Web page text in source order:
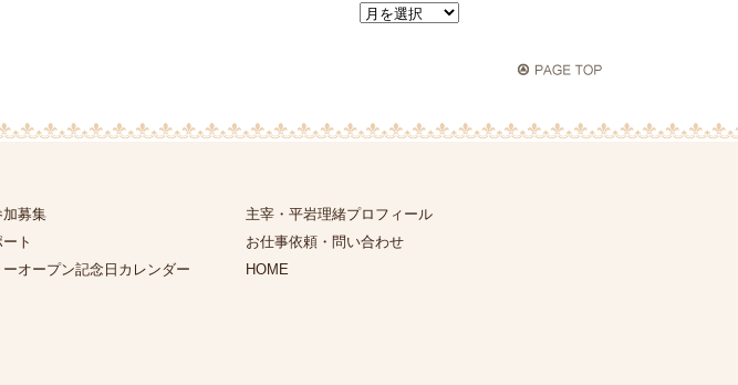
加募集
ト
オープン記念日カレンダー
主宰・平岩理緒プロフィール
お仕事依頼・問い合わせ
HOME